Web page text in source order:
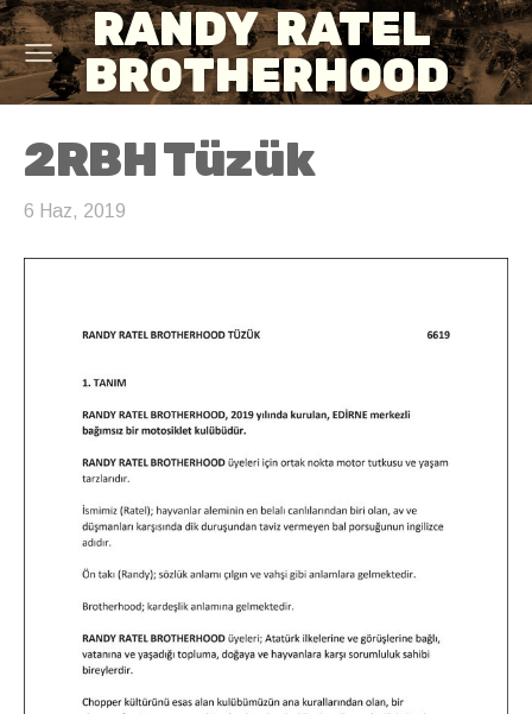
RANDY RATEL
BROTHERHOOD
2RBH Tüzük
6 Haz, 2019